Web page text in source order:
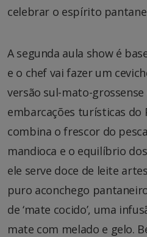
celebrar o espírito
A segunda aula show é
e o chef vai fazer um
versão sul-mato-
embarcações turísticas do
combina o frescor do
mandioca e o equilíbrio
ele serve doce de leite
puro aconchego
de ‘mate cocido’, uma
mate com melado e gelo.